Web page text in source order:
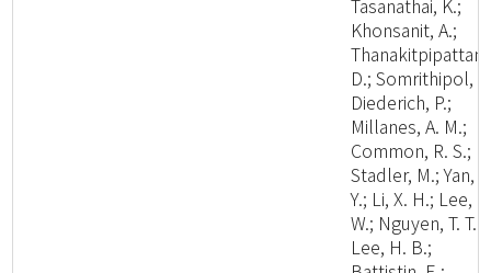
Tasanathai, K.;
Khonsanit, A.;
D.; Somrithipol,
Diederich, P.;
Millanes, A. M.;
Common, R. S.;
Stadler, M.; Yan,
Y.; Li, X. H.; Lee,
W.; Nguyen, T. T.
Lee, H. B.;